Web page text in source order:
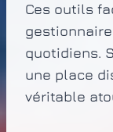
Ces outils
quotidiens.
une place
véritable